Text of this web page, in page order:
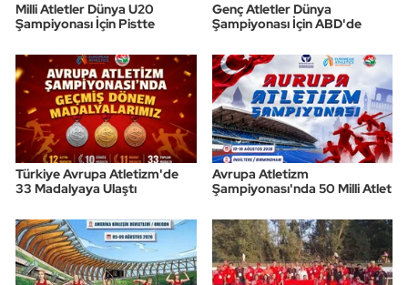
Milli Atletler Dünya U20
Şampiyonası İçin Pistte
Genç Atletler Dünya
Şampiyonası İçin ABD'de
Türkiye Avrupa Atletizm'de
33 Madalyaya Ulaştı
Avrupa Atletizm
Şampiyonası'nda 50 Milli Atlet